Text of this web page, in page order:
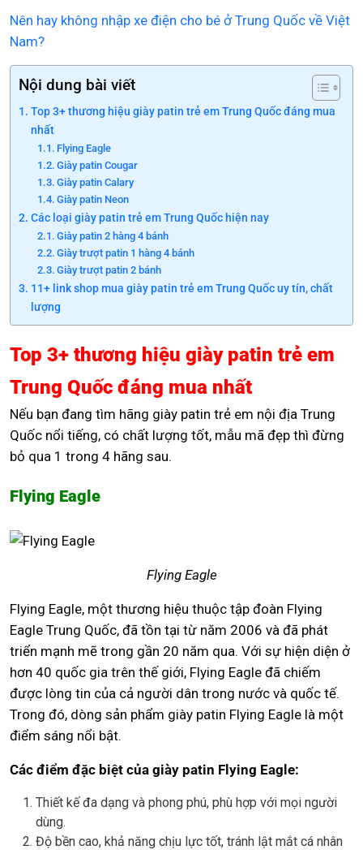
Nên hay không nhập xe điện cho bé ở Trung Quốc về Việt
Nam?
Nội dung bài viết
Top 3+ thương hiệu giày patin trẻ em Trung Quốc đáng mua
nhất
Flying Eagle
Giày patin Cougar
Giày patin Calary
Giày patin Neon
Các loại giày patin trẻ em Trung Quốc hiện nay
Giày patin 2 hàng 4 bánh
Giày trượt patin 1 hàng 4 bánh
Giày trượt patin 2 bánh
11+ link shop mua giày patin trẻ em Trung Quốc uy tín, chất
lượng
Top 3+ thương hiệu giày patin trẻ em
Trung Quốc đáng mua nhất
Nếu bạn đang tìm hãng giày patin trẻ em nội địa Trung
Quốc nổi tiếng, có chất lượng tốt, mẫu mã đẹp thì đừng
bỏ qua 1 trong 4 hãng sau.
Flying Eagle
Flying Eagle
Flying Eagle, một thương hiệu thuộc tập đoàn Flying
Eagle Trung Quốc, đã tồn tại từ năm 2006 và đã phát
triển mạnh mẽ trong gần 20 năm qua. Với sự hiện diện ở
hơn 40 quốc gia trên thế giới, Flying Eagle đã chiếm
được lòng tin của cả người dân trong nước và quốc tế.
Trong đó, dòng sản phẩm giày patin Flying Eagle là một
điểm sáng nổi bật.
Các điểm đặc biệt của giày patin Flying Eagle:
Thiết kế đa dạng và phong phú, phù hợp với mọi người
dùng.
Độ bền cao, khả năng chịu lực tốt, tránh lật mắt cá nhân